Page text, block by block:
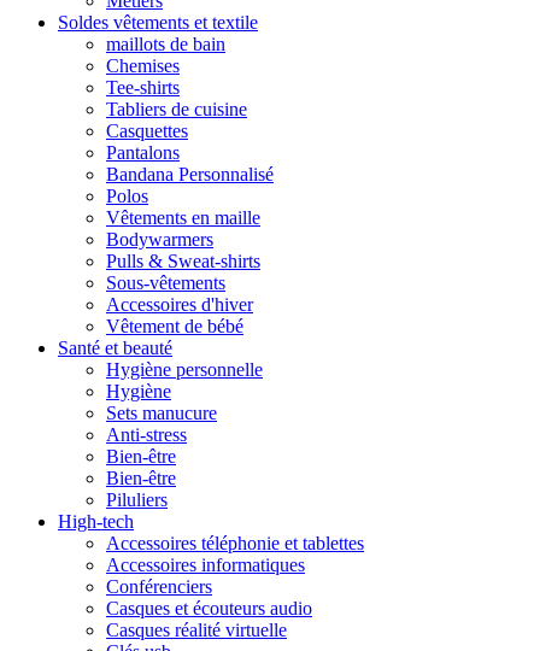
Soldes vêtements et textile
maillots de bain
Chemises
Tee-shirts
Tabliers de cuisine
Casquettes
Pantalons
Bandana Personnalisé
Polos
Vêtements en maille
Bodywarmers
Pulls & Sweat-shirts
Sous-vêtements
Accessoires d'hiver
Vêtement de bébé
Santé et beauté
Hygiène personnelle
Hygiène
Sets manucure
Anti-stress
Bien-être
Bien-être
Piluliers
High-tech
Accessoires téléphonie et tablettes
Accessoires informatiques
Conférenciers
Casques et écouteurs audio
Casques réalité virtuelle